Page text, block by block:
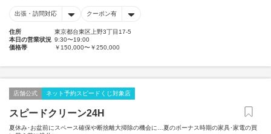
出張・訪問対応 クーポン有
住所
東京都台東区上野3丁目17-5
本日の営業状況 9:30〜19:00
価格帯
￥150,000〜￥250,000
店舗公式 ネット予約スピードくじ対象店
スピードクリーン24H
夏休み･お盆前にスペース確保や断捨離大掃除の機会に…夏のボーナス時期の家具･家電の買